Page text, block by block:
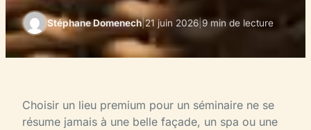
Stéphane Domenech|21 juin 2026|9 min de lecture
Choisir un lieu premium pour un séminaire ne se
résume jamais à une belle façade, un spa ou une